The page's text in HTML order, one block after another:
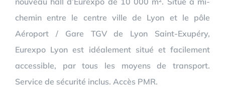
chemin entre le centre ville de Lyon et le pôle
Aéroport / Gare TGV de Lyon Saint-Exupéry,
Eurexpo Lyon est idéalement situé et facilement
accessible, par tous les moyens de transport.
Service de sécurité inclus. Accès PMR.